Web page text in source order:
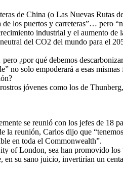
de China (o Las Nuevas Rutas
los puertos y carreteras”… pero
industrial y el aumento
del CO2 del mundo para el
¿por qué debemos
no solo empoderará a esas
jóvenes como los de
se reunió con los jefes de 18
reunión, Carlos dijo que
en toda el Commonwealth”.
of London, sea han promovido
en su sano juicio, invertirían un